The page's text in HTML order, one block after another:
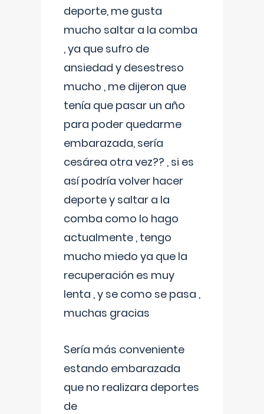
deporte, me gusta
mucho saltar a la comba
, ya que sufro de
ansiedad y desestreso
mucho , me dijeron que
tenía que pasar un año
para poder quedarme
embarazada, sería
cesárea otra vez?? , si es
así podría volver hacer
deporte y saltar a la
comba como lo hago
actualmente , tengo
mucho miedo ya que la
recuperación es muy
lenta , y se como se pasa ,
muchas gracias
Sería más conveniente
estando embarazada
que no realizara deportes
de